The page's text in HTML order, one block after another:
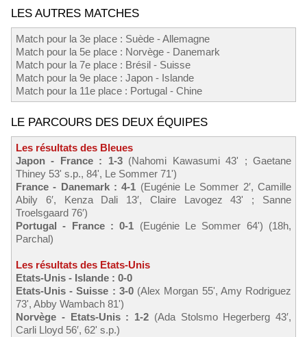
LES AUTRES MATCHES
Match pour la 3e place : Suède - Allemagne
Match pour la 5e place : Norvège - Danemark
Match pour la 7e place : Brésil - Suisse
Match pour la 9e place : Japon - Islande
Match pour la 11e place : Portugal - Chine
LE PARCOURS DES DEUX ÉQUIPES
Les résultats des Bleues
Japon - France : 1-3(Nahomi Kawasumi 43' ; Gaetane
Thiney 53' s.p., 84', Le Sommer 71')
France - Danemark : 4-1 (Eugénie Le Sommer 2′, Camille
Abily 6′, Kenza Dali 13′, Claire Lavogez 43' ; Sanne
Troelsgaard 76′)
Portugal - France : 0-1 (Eugénie Le Sommer 64') (18h,
Parchal)
Les résultats des Etats-Unis
Etats-Unis - Islande : 0-0
Etats-Unis - Suisse : 3-0(Alex Morgan 55', Amy Rodriguez
73', Abby Wambach 81')
Norvège - Etats-Unis : 1-2 (Ada Stolsmo Hegerberg 43′,
Carli Lloyd 56′, 62' s.p.)